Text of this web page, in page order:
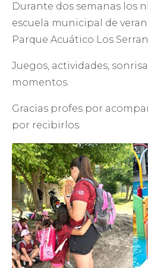
Durante dos semanas los
escuela municipal de
Parque Acuático Los
Juegos, actividades,
momentos.
Gracias profes por
por recibirlos.